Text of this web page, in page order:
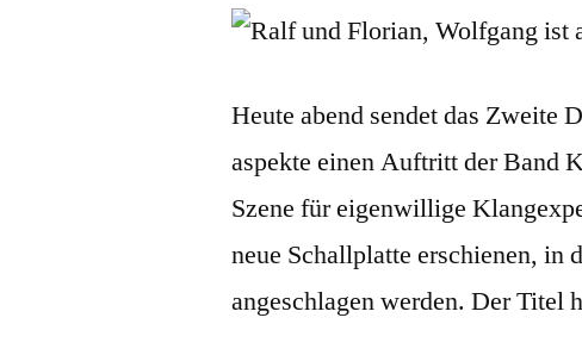
Heute abend sendet das Zweite
aspekte einen Auftritt der Band
Szene für eigenwillige
neue Schallplatte erschienen,
angeschlagen werden. Der Titel